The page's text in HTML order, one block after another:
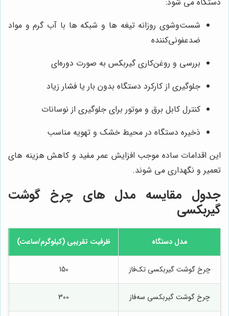
شست‌وشوی روزانه تیغه‌ ها و شبکه‌ ها با آب گرم و مواد
ضدعفونی‌کننده
بررسی و روغن‌کاری گیربکس به صورت دوره‌ای
جلوگیری از کارکرد دستگاه بدون بار یا فشار زیاد
کنترل کابل برق و موتور برای جلوگیری از نوسانات
ذخیره دستگاه در محیط خشک و تهویه مناسب
این اقدامات ساده موجب افزایش عمر مفید و کاهش هزینه‌ های
تعمیر و نگهداری می شوند.
جدول مقایسه مدل‌ های چرخ گوشت
گیربکسی
مدل دستگاه ظرفیت تقریبی (کیلوگرم/ساعت)
چرخ گوشت گیربکسی تک‌فاز 150
چرخ گوشت گیربکسی سه‌فاز 300